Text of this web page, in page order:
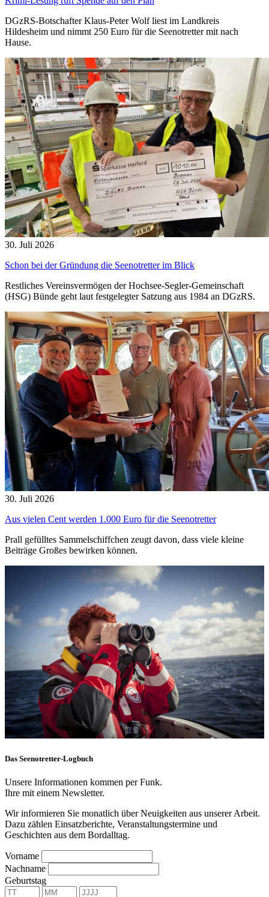
DGzRS-Botschafter Klaus-Peter Wolf liest im Landkreis
Hildesheim und nimmt 250 Euro für die Seenotretter mit nach
Hause.
30. Juli 2026
Schon bei der Gründung die Seenotretter im Blick
Restliches Vereinsvermögen der Hochsee-Segler-Gemeinschaft
(HSG) Bünde geht laut festgelegter Satzung aus 1984 an DGzRS.
30. Juli 2026
Aus vielen Cent werden 1.000 Euro für die Seenotretter
Prall gefülltes Sammelschiffchen zeugt davon, dass viele kleine
Beiträge Großes bewirken können.
Das Seenotretter-Logbuch
Unsere Informationen kommen per Funk.
Ihre mit einem Newsletter.
Wir informieren Sie monatlich über Neuigkeiten aus unserer Arbeit.
Dazu zählen Einsatzberichte, Veranstaltungstermine und
Geschichten aus dem Bordalltag.
Vorname
Nachname
Geburtstag